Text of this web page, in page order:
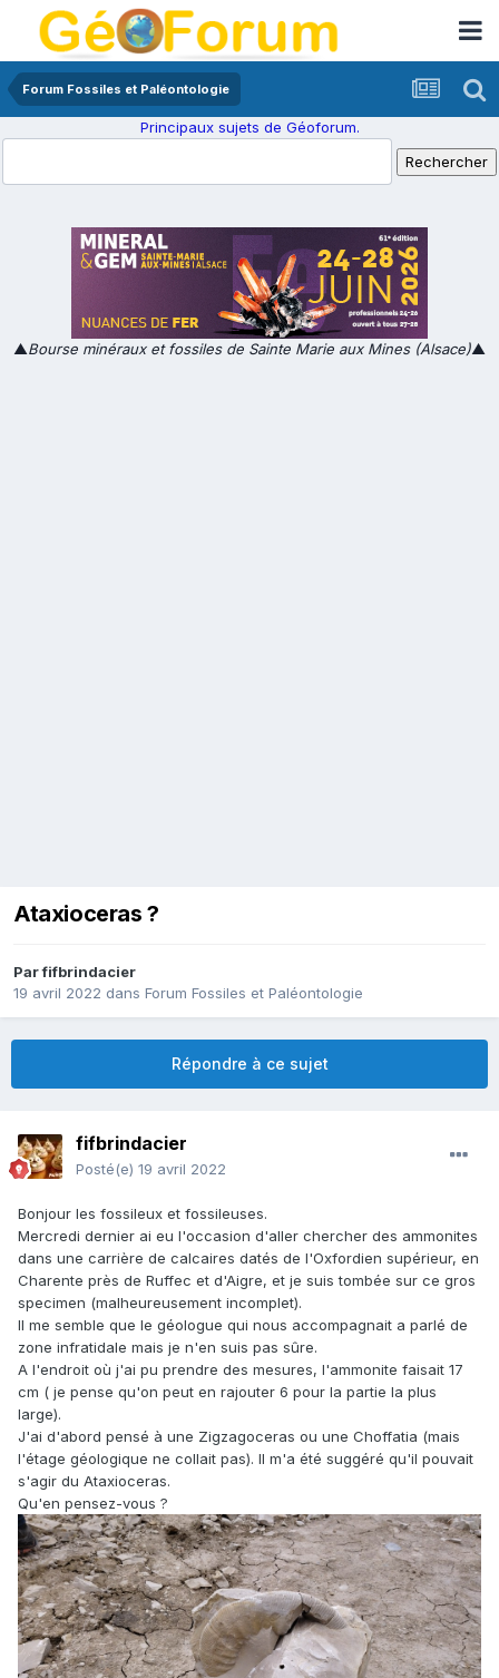
Forum Fossiles et Paléontologie
Principaux sujets de Géoforum.
▲Bourse minéraux et fossiles de Sainte Marie aux Mines (Alsace)▲
Ataxioceras ?
Parfifbrindacier
19 avril 2022 dans Forum Fossiles et Paléontologie
Répondre à ce sujet
fifbrindacier
Posté(e) 19 avril 2022
Bonjour les fossileux et fossileuses.
Mercredi dernier ai eu l'occasion d'aller chercher des ammonites
dans une carrière de calcaires datés de l'Oxfordien supérieur, en
Charente près de Ruffec et d'Aigre, et je suis tombée sur ce gros
specimen (malheureusement incomplet).
Il me semble que le géologue qui nous accompagnait a parlé de
zone infratidale mais je n'en suis pas sûre.
A l'endroit où j'ai pu prendre des mesures, l'ammonite faisait 17
cm ( je pense qu'on peut en rajouter 6 pour la partie la plus
large).
J'ai d'abord pensé à une Zigzagoceras ou une Choffatia (mais
l'étage géologique ne collait pas). Il m'a été suggéré qu'il pouvait
s'agir du Ataxioceras.
Qu'en pensez-vous ?